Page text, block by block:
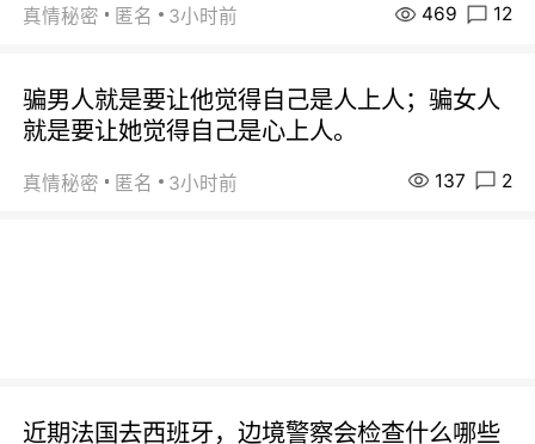
真情秘密 匿名 3小时前 469 12
骗男人就是要让他觉得自己是人上人；骗女人
就是要让她觉得自己是心上人。
真情秘密 匿名 3小时前 137 2
近期法国去西班牙，边境警察会检查什么哪些